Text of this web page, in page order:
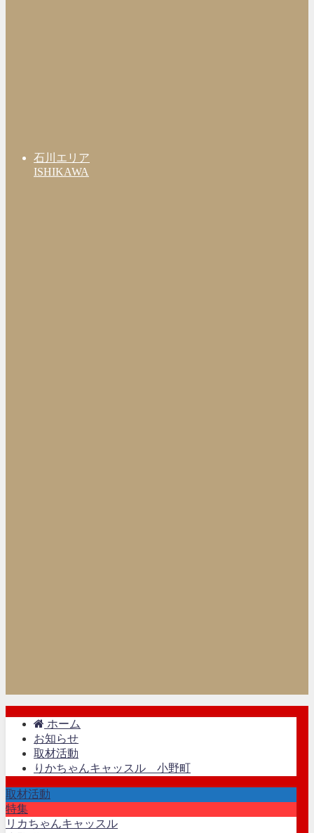
石川エリア
ISHIKAWA
ホーム
お知らせ
取材活動
りかちゃんキャッスル 小野町
取材活動
特集
リカちゃんキャッスル